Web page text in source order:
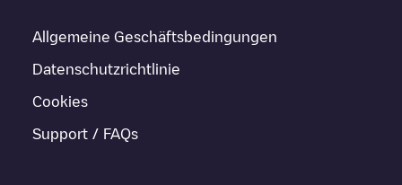
Allgemeine Geschäftsbedingungen
Datenschutzrichtlinie
Cookies
Support / FAQs